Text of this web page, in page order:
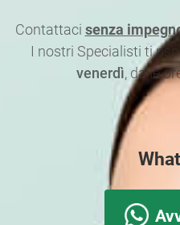
Contattaci senza
I nostri Specialisti ti
venerdì, dalle